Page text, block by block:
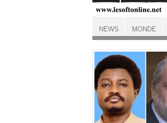
ACCUEIL
NEWS MONDE